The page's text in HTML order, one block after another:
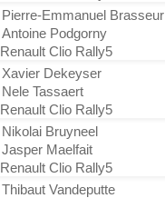
Pierre-Emmanuel Brasseur
Antoine Podgorny
Renault Clio Rally5
Xavier Dekeyser
Nele Tassaert
Renault Clio Rally5
Nikolai Bruyneel
Jasper Maelfait
Renault Clio Rally5
Thibaut Vandeputte